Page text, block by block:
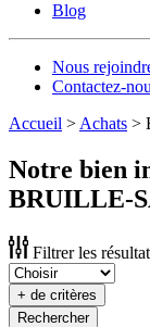
Blog
Nous
Contactez-
Accueil > Achats >
Notre bien
BRUILLE-
Filtrer les
+ de critères
Rechercher